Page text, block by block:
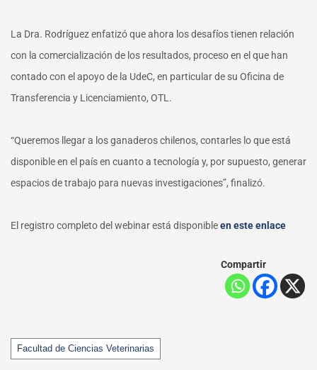
La Dra. Rodríguez enfatizó que ahora los desafíos tienen relación
con la comercialización de los resultados, proceso en el que han
contado con el apoyo de la UdeC, en particular de su Oficina de
Transferencia y Licenciamiento, OTL.
“Queremos llegar a los ganaderos chilenos, contarles lo que está
disponible en el país en cuanto a tecnología y, por supuesto, generar
espacios de trabajo para nuevas investigaciones”, finalizó.
El registro completo del webinar está disponibleen este enlace
Compartir
Tags
Facultad de Ciencias Veterinarias